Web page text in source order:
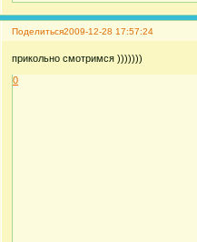
Поделиться2009-12-28 17:57:24
прикольно смотримся )))))))
0